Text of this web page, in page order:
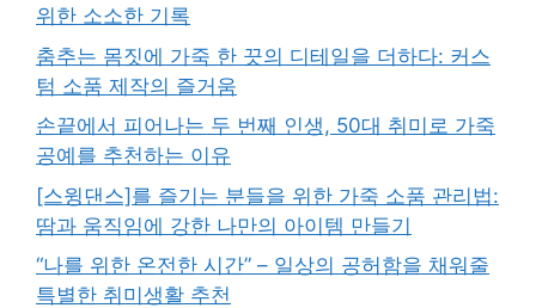
위한 소소한 기록
춤추는 몸짓에 가죽 한 끗의 디테일을 더하다: 커스
텀 소품 제작의 즐거움
손끝에서 피어나는 두 번째 인생, 50대 취미로 가죽
공예를 추천하는 이유
[스윙댄스]를 즐기는 분들을 위한 가죽 소품 관리법:
땀과 움직임에 강한 나만의 아이템 만들기
“나를 위한 온전한 시간” – 일상의 공허함을 채워줄
특별한 취미생활 추천